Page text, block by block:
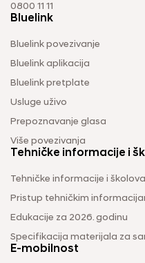
0800 11 11
Bluelink
Bluelink povezivanje
Bluelink aplikacija
Bluelink pretplate
Usluge uživo
Prepoznavanje glasa
Više povezivanja
Tehničke informacije i
Tehničke informacije i
Pristup tehničkim
Edukacije za 2026. godinu
Specifikacija materijala za
E-mobilnost